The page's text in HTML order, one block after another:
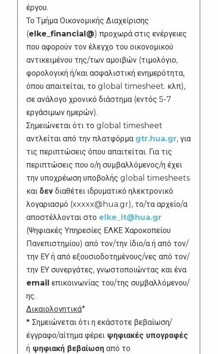
έργου.
Το Τμήμα Οικονομικής Διαχείρισης
(elke_financial@) προχωρά στις ενέργειες
που αφορούν τον έλεγχο του οικονομικού
αντικειμένου της/των αμοιβών (τιμολόγιο,
φορολογική ή/και ασφαλιστική ενημερότητα,
όπου απαιτείται, το global timesheet. κλπ),
σε ανάλογο χρονικό διάστημα (εντός 5-7
εργάσιμων ημερών).
Σημειώνεται ότι το global timesheet
αντλείται από την πλατφόρμα gtr.hua.gr, για
τις περιπτώσεις όπου απαιτείται. Για τις
περιπτώσεις που ο/η συμβαλλόμενος/η έχει
την υποχρέωση υποβολής global timesheets
και δεν διαθέτει ιδρυματικό ηλεκτρονικό
λογαριασμό (xxxxx@hua.gr), το/τα αρχείο/α
αποστέλλονται στο elke_it@hua.gr
(Ψηφιακές Υπηρεσίες ΕΛΚΕ Χαροκοπείου
Πανεπιστημίου) από τον/την ίδιο/α ή από τον/
την ΕΥ ή από εξουσιοδοτημένους/νες από τον/
την ΕΥ συνεργάτες, γνωστοποιώντας και ένα
email επικοινωνίας του/της συμβαλλόμενου/
ης.
Δικαιολογητικά*
* Σημειώνεται ότι η εκάστοτε βεβαίωση/
έγγραφο/αίτημα φέρει ψηφιακές υπογραφές
ή ψηφιακή βεβαίωση από το